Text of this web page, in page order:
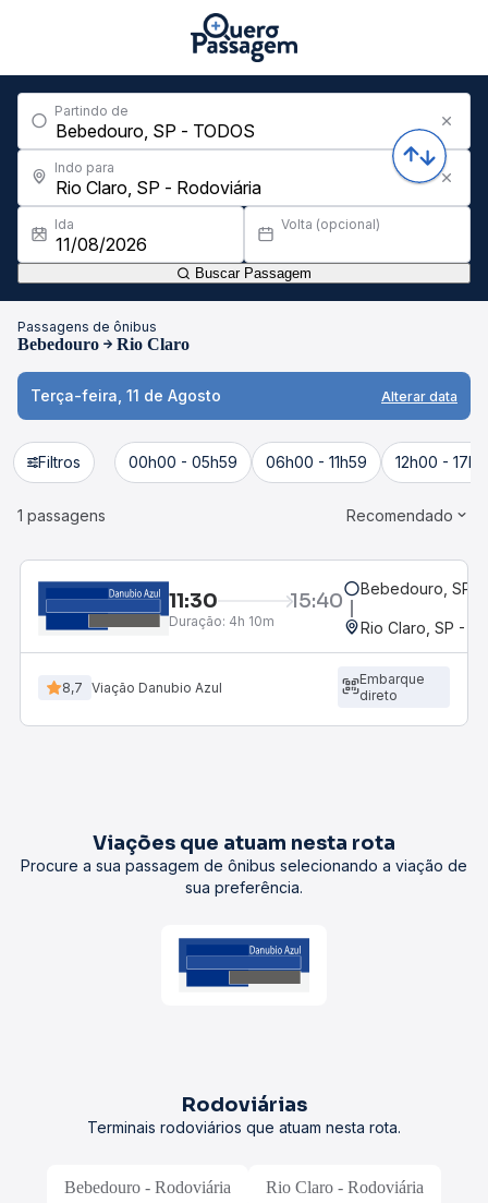
Partindo de
Indo para
Ida Volta (opcional)
Buscar Passagem
Passagens de ônibus
Bebedouro Rio Claro
Terça-feira, 11 de Agosto Alterar data
Filtros 00h00 - 05h59 06h00 - 11h59 12h00 -
1 passagens Recomendado
11:30 15:40
Duração: 4h 10m
Bebedouro, SP -
Rio Claro, SP -
8,7 Viação Danubio Azul
Embarque
direto
Viações que atuam nesta rota
Procure a sua passagem de ônibus selecionando a viação de
sua preferência.
Rodoviárias
Terminais rodoviários que atuam nesta rota.
Bebedouro - Rodoviária Rio Claro - Rodoviária